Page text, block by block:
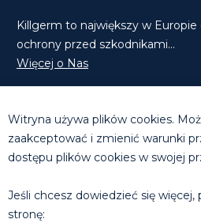
Killgerm to największy w
ochrony przed szkodnikami...
Więcej o Nas
Skontaktuj się z Nami
DZIAŁ HANDLOWY
E:
E:rafal.molak@killgerm.com
Witryna używa plików cookies.
zaakceptować i zmienić warunki
dostępu plików cookies w swojej
Jeśli chcesz dowiedzieć się więcej,
stronę: